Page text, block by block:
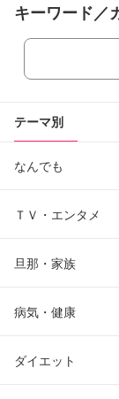
キーワード／
テーマ別
なんでも
ＴＶ・エンタメ
旦那・家族
病気・健康
ダイエット